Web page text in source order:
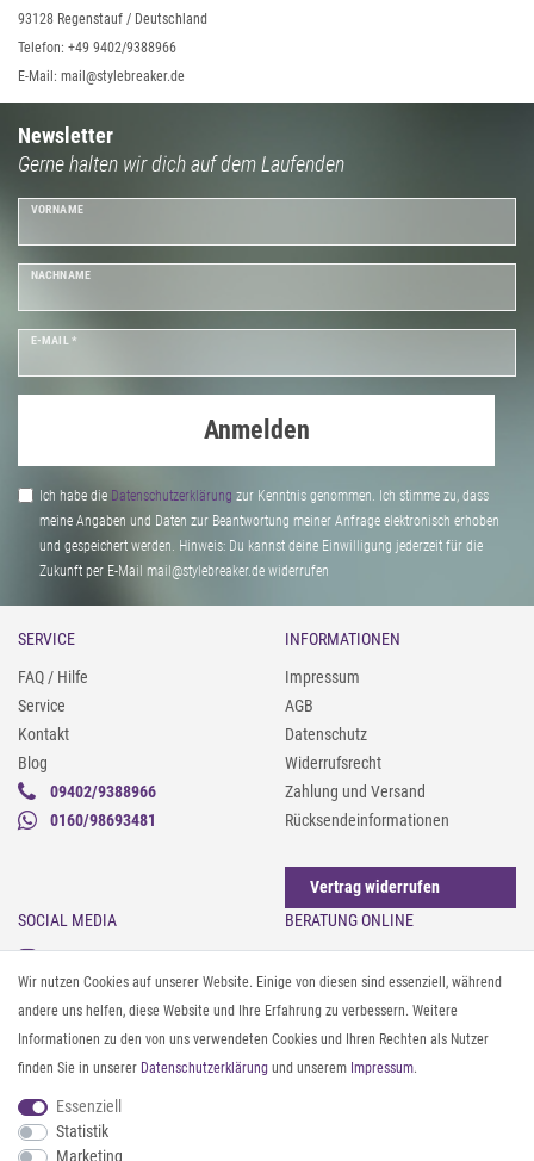
93128 Regenstauf / Deutschland
Telefon: +49 9402/9388966
E-Mail: mail@stylebreaker.de
Newsletter
Gerne halten wir dich auf dem Laufenden
VORNAME
NACHNAME
E-MAIL *
Anmelden
Ich habe die Daten­schutz­erklärung zur Kenntnis genommen. Ich stimme zu, dass
meine Angaben und Daten zur Beantwortung meiner Anfrage elektronisch erhoben
und gespeichert werden. Hinweis: Du kannst deine Einwilligung jederzeit für die
Zukunft per E-Mail mail@stylebreaker.de widerrufen
SERVICE
FAQ / Hilfe
Service
Kontakt
Blog
09402/9388966
0160/98693481
INFORMATIONEN
Impressum
AGB
Datenschutz
Widerrufsrecht
Zahlung und Versand
Rücksendeinformationen
Vertrag widerrufen
SOCIAL MEDIA
Instagram
Facebook
Pinterest
Twitter
Youtube
Threads
BERATUNG ONLINE
Gürtel messen & kürzen
Sonnenbrillen & UV-Schutz
Textilpflege
Textil- und Material-Guide
Geldbörse richtig organisieren
Wir nutzen Cookies auf unserer Website. Einige von diesen sind essenziell, während
andere uns helfen, diese Website und Ihre Erfahrung zu verbessern. Weitere
Informationen zu den von uns verwendeten Cookies und Ihren Rechten als Nutzer
finden Sie in unserer Daten­schutz­erklärung und unserem Impressum.
Essenziell
Statistik
Marketing